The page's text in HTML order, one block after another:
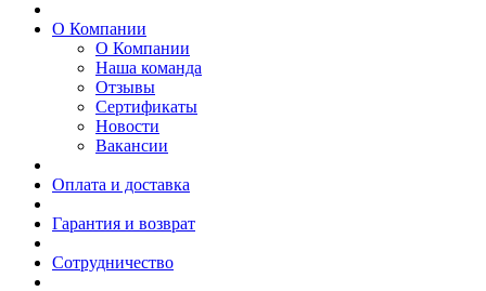
О Компании
О Компании
Наша команда
Отзывы
Сертификаты
Новости
Вакансии
Оплата и доставка
Гарантия и возврат
Сотрудничество